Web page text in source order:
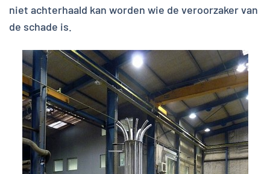
niet achterhaald kan worden wie de veroorzaker van
de schade is.